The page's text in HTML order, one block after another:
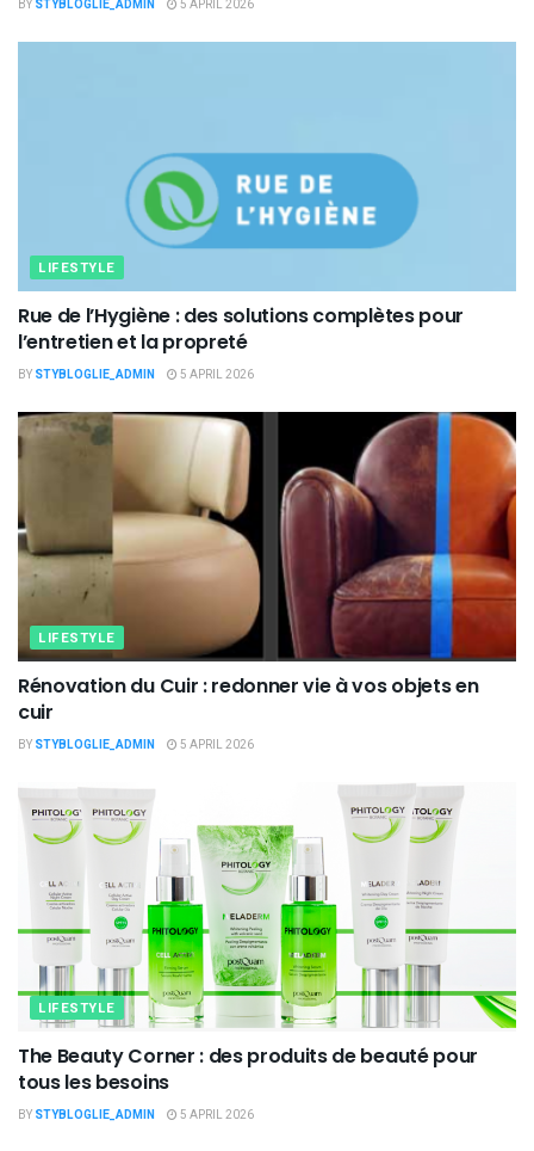
BY STYBLOGLIE_ADMIN 5 APRIL 2026
LIFESTYLE
Rue de l’Hygiène : des solutions complètes pour
l’entretien et la propreté
BY STYBLOGLIE_ADMIN 5 APRIL 2026
LIFESTYLE
Rénovation du Cuir : redonner vie à vos objets en
cuir
BY STYBLOGLIE_ADMIN 5 APRIL 2026
LIFESTYLE
The Beauty Corner : des produits de beauté pour
tous les besoins
BY STYBLOGLIE_ADMIN 5 APRIL 2026